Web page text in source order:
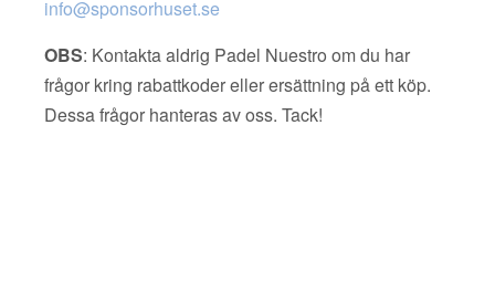
info@sponsorhuset.se
OBS: Kontakta aldrig Padel Nuestro om du har
frågor kring rabattkoder eller ersättning på ett köp.
Dessa frågor hanteras av oss. Tack!